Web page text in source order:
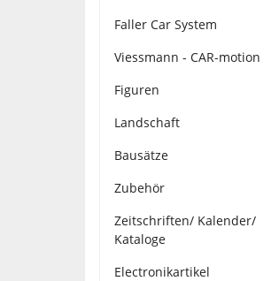
Faller Car System
Viessmann - CAR-motion
Figuren
Landschaft
Bausätze
Zubehör
Zeitschriften/ Kalender/
Kataloge
Electronikartikel